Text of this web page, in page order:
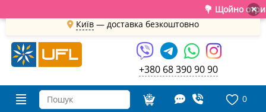
💐 Щойно отримали×
Київ — доставка безкоштовно
+380 68 390 90 90
0